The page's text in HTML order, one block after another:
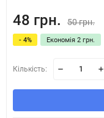
48 грн. 50 грн.
- 4% Економія 2 грн.
Кількість: